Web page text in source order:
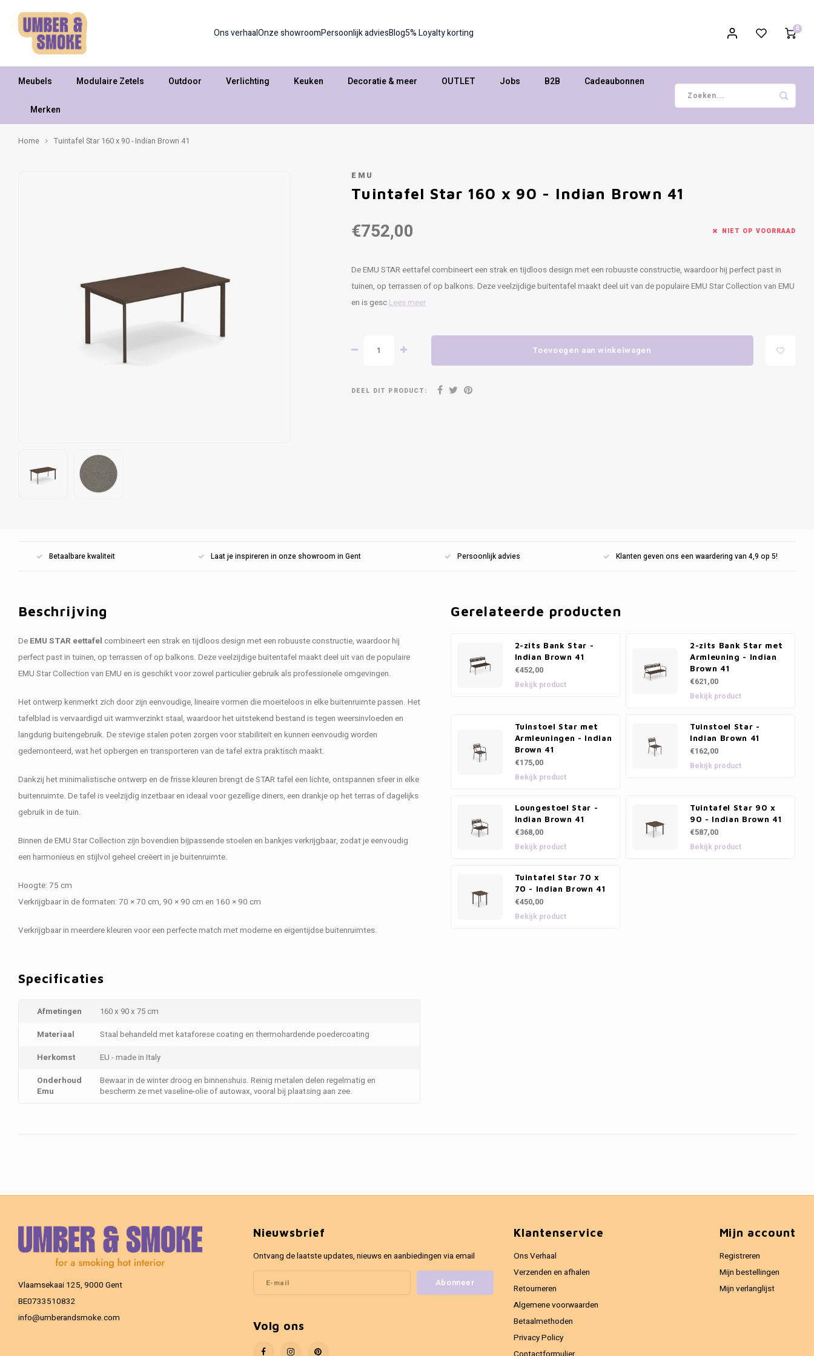
Ons verhaalOnze showroomPersoonlijk adviesBlog5% Loyalty korting 0
Meubels Modulaire Zetels Outdoor Verlichting Keuken Decoratie & meer OUTLET Jobs B2B Cadeaubonnen
Merken
Home Tuintafel Star 160 x 90 - Indian Brown 41
EMU
Tuintafel Star 160 x 90 - Indian Brown 41
€752,00 NIET OP VOORRAAD
De EMU STAR eettafel combineert een strak en tijdloos design met een robuuste constructie, waardoor hij perfect past in
tuinen, op terrassen of op balkons. Deze veelzijdige buitentafel maakt deel uit van de populaire EMU Star Collection van EMU
en is gescLees meer
Toevoegen aan winkelwagen
DEEL DIT PRODUCT:
Betaalbare kwaliteit Laat je inspireren in onze showroom in Gent Persoonlijk advies Klanten geven ons een waardering van 4,9 op 5!
Beschrijving
De EMU STAR eettafel combineert een strak en tijdloos design met een robuuste constructie, waardoor hij
perfect past in tuinen, op terrassen of op balkons. Deze veelzijdige buitentafel maakt deel uit van de populaire
EMU Star Collection van EMU en is geschikt voor zowel particulier gebruik als professionele omgevingen.
Het ontwerp kenmerkt zich door zijn eenvoudige, lineaire vormen die moeiteloos in elke buitenruimte passen. Het
tafelblad is vervaardigd uit warmverzinkt staal, waardoor het uitstekend bestand is tegen weersinvloeden en
langdurig buitengebruik. De stevige stalen poten zorgen voor stabiliteit en kunnen eenvoudig worden
gedemonteerd, wat het opbergen en transporteren van de tafel extra praktisch maakt.
Dankzij het minimalistische ontwerp en de frisse kleuren brengt de STAR tafel een lichte, ontspannen sfeer in elke
buitenruimte. De tafel is veelzijdig inzetbaar en ideaal voor gezellige diners, een drankje op het terras of dagelijks
gebruik in de tuin.
Binnen deEMU Star Collection zijn bovendien bijpassende stoelen en bankjes verkrijgbaar, zodat je eenvoudig
een harmonieus en stijlvol geheel creëert in je buitenruimte.
Hoogte: 75 cm
Verkrijgbaar in de formaten: 70 × 70 cm, 90 × 90 cm en 160 × 90 cm
Verkrijgbaar in meerdere kleuren voor een perfecte match met moderne en eigentijdse buitenruimtes.
Specificaties
Afmetingen
160 x 90 x 75 cm
Materiaal
Staal behandeld met kataforese coating en thermohardende poedercoating
Herkomst
EU - made in Italy
Onderhoud
Emu
Bewaar in de winter droog en binnenshuis. Reinig metalen delen regelmatig en
bescherm ze met vaseline-olie of autowax, vooral bij plaatsing aan zee.
Gerelateerde producten
2-zits Bank Star -
Indian Brown 41
€452,00
Bekijk product
2-zits Bank Star met
Armleuning - Indian
Brown 41
€621,00
Bekijk product
Tuinstoel Star met
Armleuningen - Indian
Brown 41
€175,00
Bekijk product
Tuinstoel Star -
Indian Brown 41
€162,00
Bekijk product
Loungestoel Star -
Indian Brown 41
€368,00
Bekijk product
Tuintafel Star 90 x
90 - Indian Brown 41
€587,00
Bekijk product
Tuintafel Star 70 x
70 - Indian Brown 41
€450,00
Bekijk product
Vlaamsekaai 125, 9000 Gent
BE0733510832
info@umberandsmoke.com
Nieuwsbrief
Ontvang de laatste updates, nieuws en aanbiedingen via email
Abonneer
Volg ons
Klantenservice
Ons Verhaal
Verzenden en afhalen
Retourneren
Algemene voorwaarden
Betaalmethoden
Privacy Policy
Mijn account
Registreren
Mijn bestellingen
Mijn verlanglijst